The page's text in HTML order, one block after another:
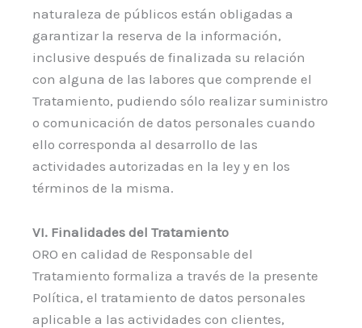
naturaleza de públicos están obligadas a
garantizar la reserva de la información,
inclusive después de finalizada su relación
con alguna de las labores que comprende el
Tratamiento, pudiendo sólo realizar suministro
o comunicación de datos personales cuando
ello corresponda al desarrollo de las
actividades autorizadas en la ley y en los
términos de la misma.
VI. Finalidades del Tratamiento
ORO en calidad de Responsable del
Tratamiento formaliza a través de la presente
Política, el tratamiento de datos personales
aplicable a las actividades con clientes,